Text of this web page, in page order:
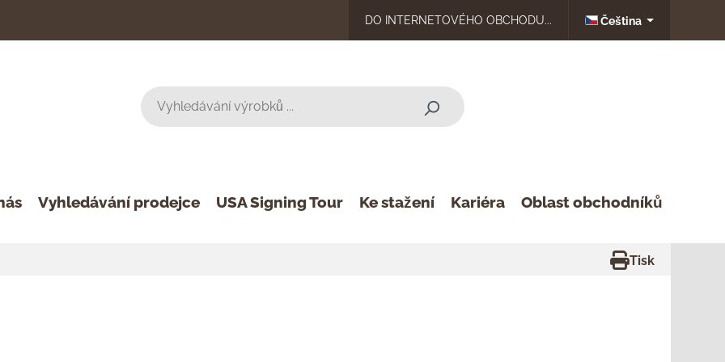
DO INTERNETOVÉHO OBCHODU... Čeština
Vyhledávání prodejce USA Signing Tour Ke stažení Kariéra Oblast obchodníků
Tisk